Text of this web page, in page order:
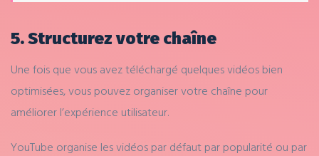
5. Structurez votre chaîne
Une fois que vous avez téléchargé quelques vidéos bien
optimisées, vous pouvez organiser votre chaîne pour
améliorer l’expérience utilisateur.
YouTube organise les vidéos par défaut par popularité ou par